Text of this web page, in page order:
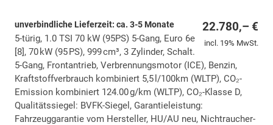
22.780,– €
incl. 19% MwSt.
unverbindliche Lieferzeit: ca. 3-5 Monate
5-türig, 1.0 TSI 70 kW (95PS) 5-Gang, Euro 6e
[8], 70 kW (95 PS), 999 cm³, 3 Zylinder, Schalt.
5-Gang, Frontantrieb, Verbrennungsmotor (ICE), Benzin,
Kraftstoffverbrauch kombiniert 5,5 l/100km (WLTP), CO₂-
Emission kombiniert 124.00 g/km (WLTP), CO₂-Klasse D,
Qualitätssiegel: BVFK-Siegel, Garantieleistung:
Fahrzeuggarantie vom Hersteller, HU/AU neu, Nichtraucher-